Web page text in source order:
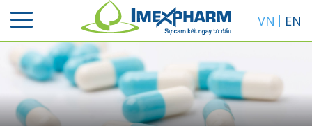
VN EN
Sắp xếp